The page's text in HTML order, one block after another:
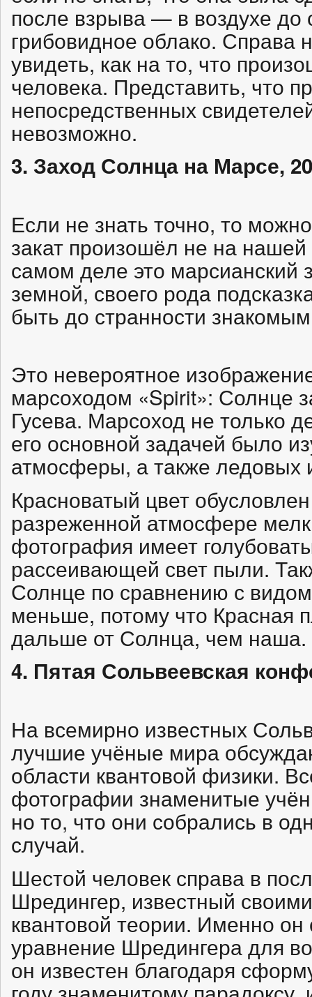
после взрыва — в воздухе до
грибовидное облако.
увидеть, как на то, что
человека. Представить, что
непосредственных
невозможно.
3. Заход Солнца на Марсе,
Если не знать точно, то
закат произошёл не на
самом деле это марсианский
земной, своего рода
быть до странности
Это невероятное
марсоходом «Spirit»: Солнце
Гусева. Марсоход не только
его основной задачей было
атмосферы, а также ледовых
Красноватый цвет
разреженной атмосфере
фотография имеет
рассеивающей свет пыли.
Солнце по сравнению с
меньше, потому что Красная
дальше от Солнца, чем наша.
4. Пятая Сольвеевская
На всемирно известных
лучшие учёные мира
области квантовой физики.
фотографии знаменитые
но то, что они собрались в
случай.
Шестой человек справа в
Шредингер, известный
квантовой теории. Именно
уравнение Шредингера для
он известен благодаря